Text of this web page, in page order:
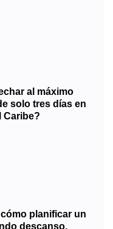
al máximo
solo tres días en
Caribe?
planificar un
descanso,